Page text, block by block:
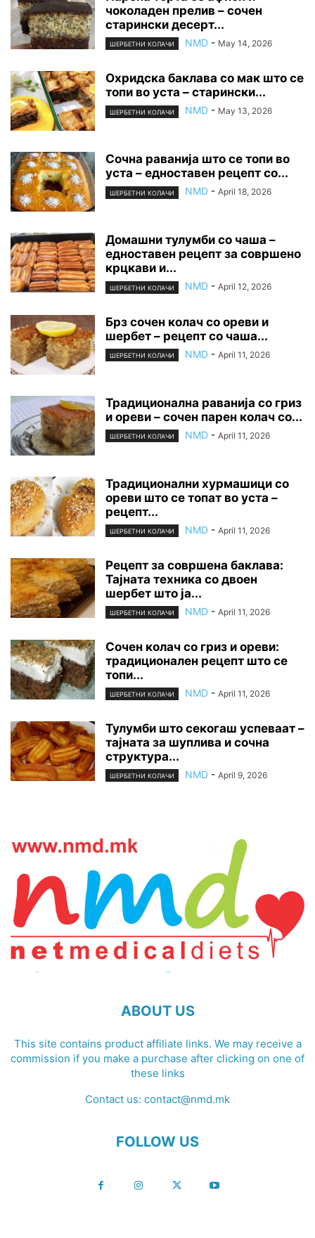
чоколаден прелив – сочен
старински десерт...
ШЕРБЕТНИ КОЛАЧИ NMD - May 14, 2026
Охридска баклава со мак што се
топи во уста – старински...
ШЕРБЕТНИ КОЛАЧИ NMD - May 13, 2026
Сочна раванија што се топи во
уста – едноставен рецепт со...
ШЕРБЕТНИ КОЛАЧИ NMD - April 18, 2026
Домашни тулумби со чаша –
едноставен рецепт за совршено
крцкави и...
ШЕРБЕТНИ КОЛАЧИ NMD - April 12, 2026
Брз сочен колач со ореви и
шербет – рецепт со чаша...
ШЕРБЕТНИ КОЛАЧИ NMD - April 11, 2026
Традиционална раванија со гриз
и ореви – сочен парен колач со...
ШЕРБЕТНИ КОЛАЧИ NMD - April 11, 2026
Традиционални хурмашици со
ореви што се топат во уста –
рецепт...
ШЕРБЕТНИ КОЛАЧИ NMD - April 11, 2026
Рецепт за совршена баклава:
Тајната техника со двоен
шербет што ја...
ШЕРБЕТНИ КОЛАЧИ NMD - April 11, 2026
Сочен колач со гриз и ореви:
традиционален рецепт што се
топи...
ШЕРБЕТНИ КОЛАЧИ NMD - April 11, 2026
Тулумби што секогаш успеваат –
тајната за шуплива и сочна
структура...
ШЕРБЕТНИ КОЛАЧИ NMD - April 9, 2026
ABOUT US
This site contains product affiliate links. We may receive a
commission if you make a purchase after clicking on one of
these links
Contact us: contact@nmd.mk
FOLLOW US